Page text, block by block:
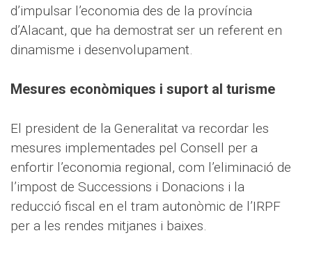
d’impulsar l’economia des de la província
d’Alacant, que ha demostrat ser un referent en
dinamisme i desenvolupament.
Mesures econòmiques i suport al turisme
El president de la Generalitat va recordar les
mesures implementades pel Consell per a
enfortir l’economia regional, com l’eliminació de
l’impost de Successions i Donacions i la
reducció fiscal en el tram autonòmic de l’IRPF
per a les rendes mitjanes i baixes.